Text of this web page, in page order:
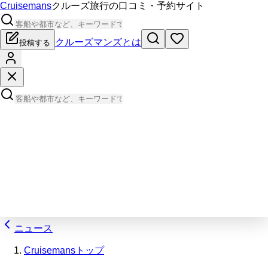
Cruisemansクルーズ旅行の口コミ・予約サイト
投稿する クルーズマンズとは
ニュース
Cruisemansトップ